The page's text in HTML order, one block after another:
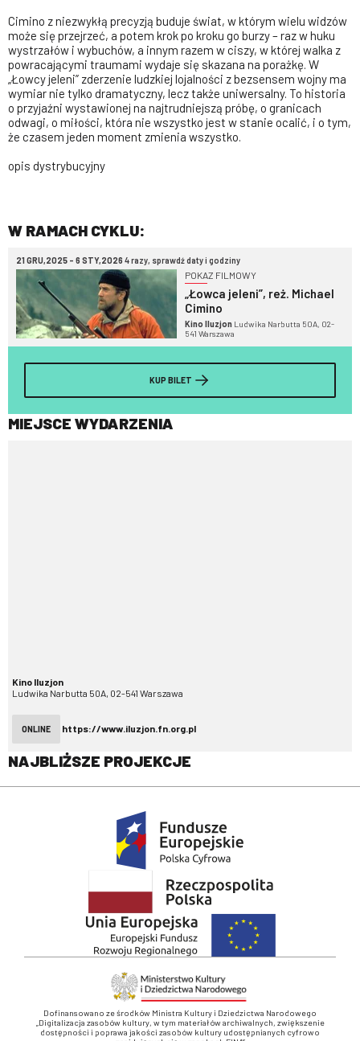
Cimino z niezwykłą precyzją buduje świat, w którym wielu widzów
może się przejrzeć, a potem krok po kroku go burzy – raz w huku
wystrzałów i wybuchów, a innym razem w ciszy, w której walka z
powracającymi traumami wydaje się skazana na porażkę. W
„Łowcy jeleni” zderzenie ludzkiej lojalności z bezsensem wojny ma
wymiar nie tylko dramatyczny, lecz także uniwersalny. To historia
o przyjaźni wystawionej na najtrudniejszą próbę, o granicach
odwagi, o miłości, która nie wszystko jest w stanie ocalić, i o tym,
że czasem jeden moment zmienia wszystko.
opis dystrybucyjny
W RAMACH CYKLU:
21 GRU,2025 - 6 STY,2026 4 razy, sprawdź daty i godziny
POKAZ FILMOWY
„Łowca jeleni”, reż. Michael
Cimino
Kino Iluzjon Ludwika Narbutta 50A, 02-
541 Warszawa
KUP BILET
MIEJSCE WYDARZENIA
Kino Iluzjon
Ludwika Narbutta 50A, 02-541 Warszawa
ONLINE https://www.iluzjon.fn.org.pl
NAJBLIŻSZE PROJEKCJE
Dofinansowano ze środków Ministra Kultury i Dziedzictwa Narodowego
„Digitalizacja zasobów kultury, w tym materiałów archiwalnych, zwiększenie
dostępności i poprawa jakości zasobów kultury udostępnianych cyfrowo